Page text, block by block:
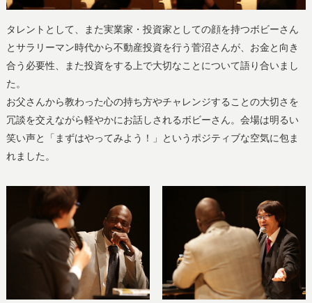
タレントとして、また実業家・投資家としての顔を持つボビーさん
とサラリーマン時代から不動産投資を行う菅沼さんが、お金と向き
合う必要性、また投資をする上で大切なことについて語り合いまし
た。
お父さんから教わった心の持ち方やチャレンジすることの大切さを
冗談を交えながら軽やかにお話しされるボビーさん。会場は明るい
笑い声と「まずはやってみよう！」というポジティブな空気に包ま
れました。